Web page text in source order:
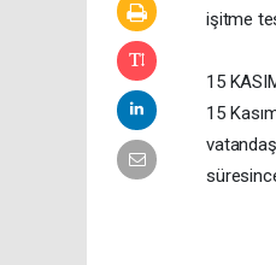
işitme
15
15